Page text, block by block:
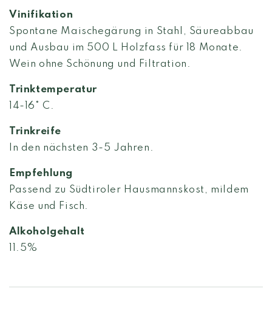
Vinifikation
Spontane Maischegärung in Stahl, Säureabbau
und Ausbau im 500 L Holzfass für 18 Monate.
Wein ohne Schönung und Filtration.
Trinktemperatur
14-16° C.
Trinkreife
In den nächsten 3-5 Jahren.
Empfehlung
Passend zu Südtiroler Hausmannskost, mildem
Käse und Fisch.
Alkoholgehalt
11.5%